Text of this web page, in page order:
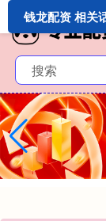
钱龙配资 相关